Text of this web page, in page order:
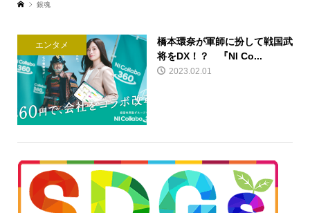
銀魂
エンタメ
橋本環奈が軍師に扮して戦国武
将をDX！？ 『NI Co...
2023.02.01